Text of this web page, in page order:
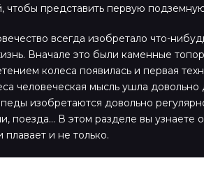
чтобы представить первую
всегда изобретало что-
Вначале это были каменные
колеса появилась и первая
человеческая мысль ушла
изобретаются довольно
поезда… В этом разделе вы узнаете
плавает и не только.